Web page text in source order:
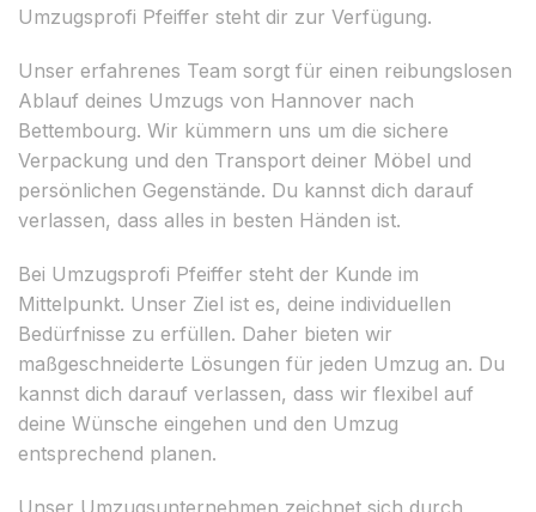
Umzugsprofi Pfeiffer steht dir zur Verfügung.
Unser erfahrenes Team sorgt für einen reibungslosen
Ablauf deines Umzugs von Hannover nach
Bettembourg. Wir kümmern uns um die sichere
Verpackung und den Transport deiner Möbel und
persönlichen Gegenstände. Du kannst dich darauf
verlassen, dass alles in besten Händen ist.
Bei Umzugsprofi Pfeiffer steht der Kunde im
Mittelpunkt. Unser Ziel ist es, deine individuellen
Bedürfnisse zu erfüllen. Daher bieten wir
maßgeschneiderte Lösungen für jeden Umzug an. Du
kannst dich darauf verlassen, dass wir flexibel auf
deine Wünsche eingehen und den Umzug
entsprechend planen.
Unser Umzugsunternehmen zeichnet sich durch